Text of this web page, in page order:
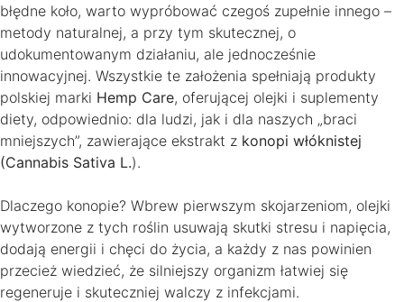
błędne koło, warto wypróbować czegoś zupełnie innego –
metody naturalnej, a przy tym skutecznej, o
udokumentowanym działaniu, ale jednocześnie
innowacyjnej. Wszystkie te założenia spełniają produkty
polskiej marki Hemp Care, oferującej olejki i suplementy
diety, odpowiednio: dla ludzi, jak i dla naszych „braci
mniejszych”, zawierające ekstrakt z konopi włóknistej
(Cannabis Sativa L.).
Dlaczego konopie? Wbrew pierwszym skojarzeniom, olejki
wytworzone z tych roślin usuwają skutki stresu i napięcia,
dodają energii i chęci do życia, a każdy z nas powinien
przecież wiedzieć, że silniejszy organizm łatwiej się
regeneruje i skuteczniej walczy z infekcjami.